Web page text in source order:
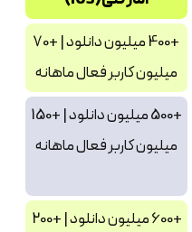
+400 میلیون دانلود | +70
میلیون کاربر فعال ماهانه
+500 میلیون دانلود | +150
میلیون کاربر فعال ماهانه
+600 میلیون دانلود | +200